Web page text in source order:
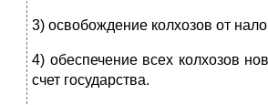
3) освобождение колхозов от
4) обеспечение всех колхозов
счет государства.